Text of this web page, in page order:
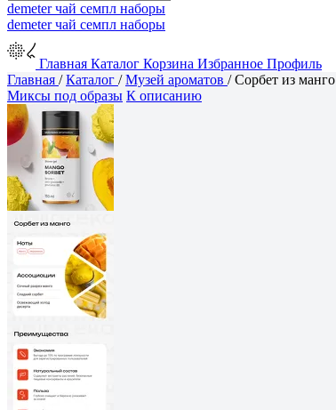
demeterчай семпл наборы
demeterчай семпл наборы
Главная Каталог Корзина Избранное Профиль
Главная /Каталог /Музей ароматов /Сорбет из манго
Миксы под образы К описанию